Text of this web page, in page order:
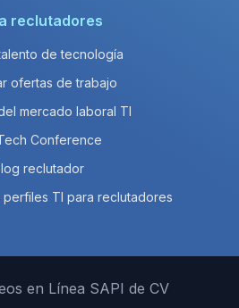
reclutadores
de tecnología
ofertas de trabajo
mercado laboral TI
Conference
reclutador
TI para reclutadores
en Línea SAPI de CV